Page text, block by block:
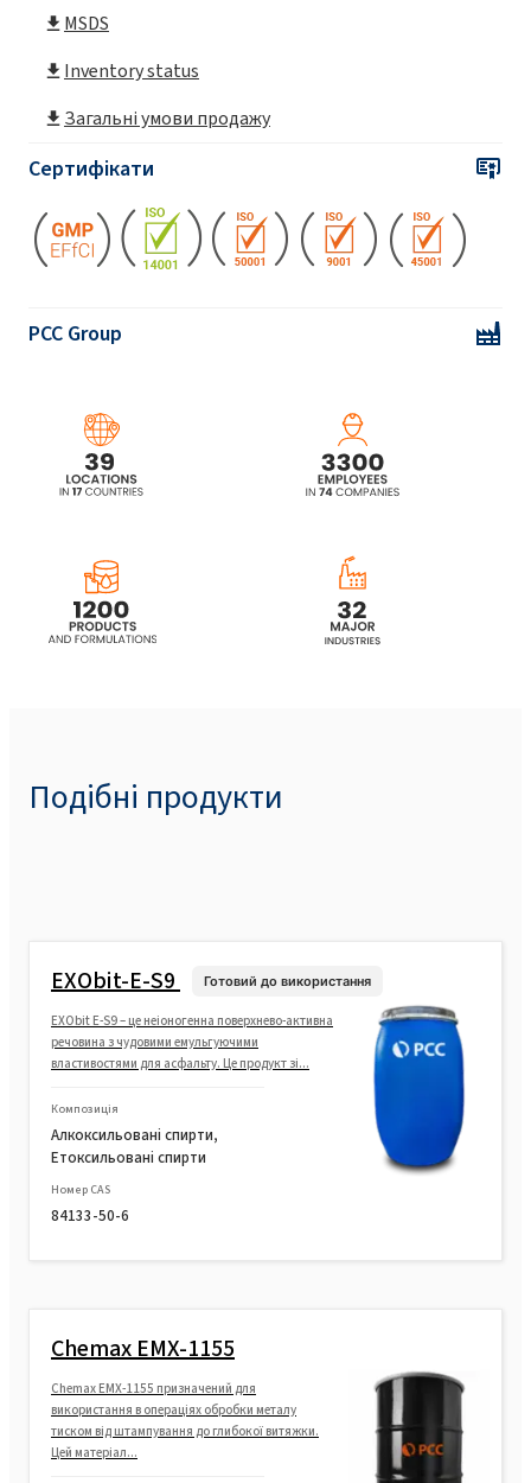
MSDS
Inventory status
Загальні умови продажу
Сертифікати
PCC Group
Подібні продукти
EXObit-E-S9 Готовий до використання
EXObit E-S9 – це неіоногенна поверхнево-активна
речовина з чудовими емульгуючими
властивостями для асфальту. Це продукт зі...
Композиція
Алкоксильовані спирти,
Етоксильовані спирти
Номер CAS
84133-50-6
Chemax EMX-1155
Chemax EMX-1155 призначений для
використання в операціях обробки металу
тиском від штампування до глибокої витяжки.
Цей матеріал...